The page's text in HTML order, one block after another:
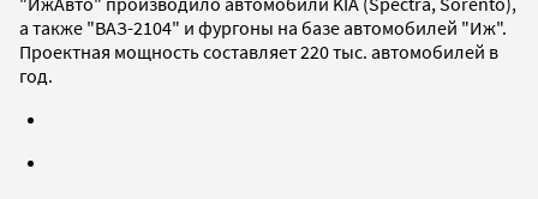
а также "ВАЗ-2104" и фургоны на базе автомобилей "Иж".
Проектная мощность составляет 220 тыс. автомобилей в
год.